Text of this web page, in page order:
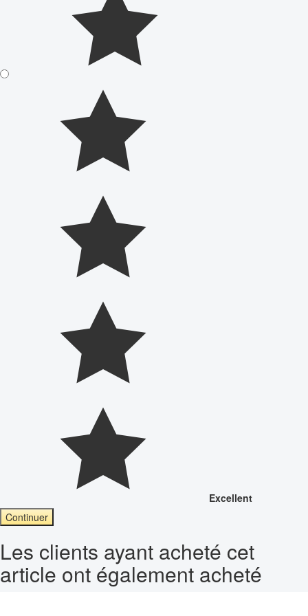
Excellent
Continuer
Les clients ayant acheté cet
article ont également acheté